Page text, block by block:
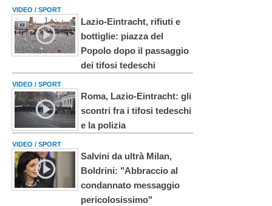
VIDEO / SPORT
Lazio-Eintracht, rifiuti e
bottiglie: piazza del
Popolo dopo il passaggio
dei tifosi tedeschi
VIDEO / SPORT
Roma, Lazio-Eintracht: gli
scontri fra i tifosi tedeschi
e la polizia
VIDEO / SPORT
Salvini da ultrà Milan,
Boldrini: "Abbraccio al
condannato messaggio
pericolosissimo"